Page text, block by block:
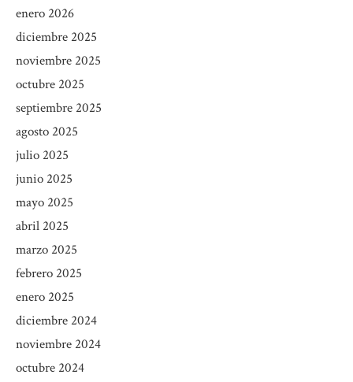
enero 2026
diciembre 2025
noviembre 2025
octubre 2025
septiembre 2025
agosto 2025
julio 2025
junio 2025
mayo 2025
abril 2025
marzo 2025
febrero 2025
enero 2025
diciembre 2024
noviembre 2024
octubre 2024